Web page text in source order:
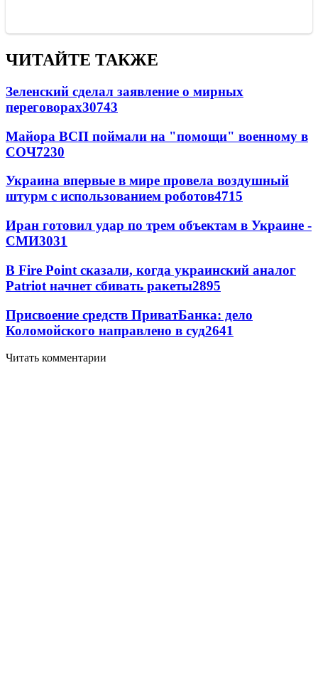
ЧИТАЙТЕ ТАКЖЕ
Зеленский сделал заявление о мирных
переговорах30743
Майора ВСП поймали на "помощи" военному в
СОЧ7230
Украина впервые в мире провела воздушный
штурм с использованием роботов4715
Иран готовил удар по трем объектам в Украине -
СМИ3031
В Fire Point сказали, когда украинский аналог
Patriot начнет сбивать ракеты2895
Присвоение средств ПриватБанка: дело
Коломойского направлено в суд2641
Читать комментарии